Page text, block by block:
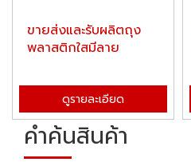
ขายส่งและรับผลิตถุง
พลาสติกใสมีลาย
ดูรายละเอียด
คำค้นสินค้า